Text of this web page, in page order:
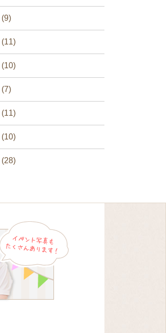
(9)
(11)
(10)
(7)
(11)
(10)
(28)